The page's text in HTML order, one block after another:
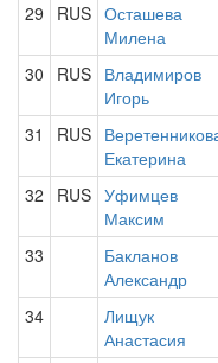
29 RUS Осташева
Милена
30 RUS Владимиров
Игорь
31 RUS
Екатерина
32 RUS Уфимцев
Максим
33
Бакланов
Александр
34
Лищук
Анастасия